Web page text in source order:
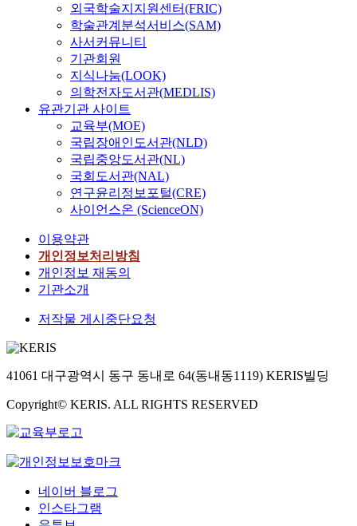
외국학술지지원센터(FRIC)
학술관계분석서비스(SAM)
사서커뮤니티
기관회원
지식나눔(LOOK)
의학전자도서관(MEDLIS)
유관기관 사이트
교육부(MOE)
국립장애인도서관(NLD)
국립중앙도서관(NL)
국회도서관(NAL)
연구윤리정보포털(CRE)
사이언스온 (ScienceON)
이용약관
개인정보처리방침
개인정보 재동의
기관소개
저작물 게시중단요청
41061 대구광역시 동구 동내로 64(동내동1119) KERIS빌딩
Copyright© KERIS. ALL RIGHTS RESERVED
네이버 블로그
인스타그램